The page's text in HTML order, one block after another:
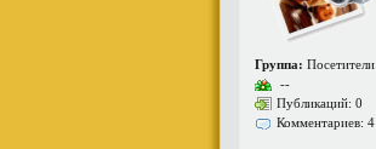
Группа: Посетители
--
Публикаций: 0
Комментариев: 4